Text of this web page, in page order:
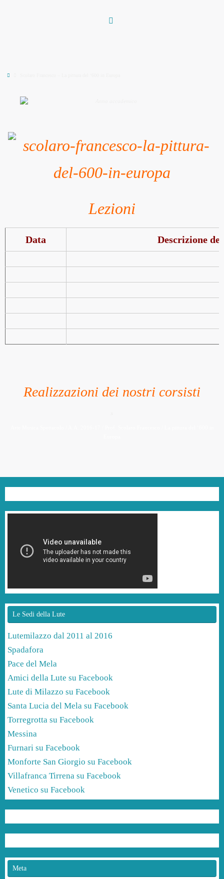
Lezioni
Data Descrizione
Realizzazioni dei nostri corsisti
Le Sedi della Lute
Lutemilazzo dal 2011 al 2016
Spadafora
Pace del Mela
Amici della Lute su Facebook
Lute di Milazzo su Facebook
Santa Lucia del Mela su Facebook
Torregrotta su Facebook
Messina
Furnari su Facebook
Monforte San Giorgio su Facebook
Villafranca Tirrena su Facebook
Venetico su Facebook
Meta